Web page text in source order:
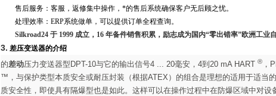
售后服务：客服，返修集中操作，*的售后系统确保客户无后顾之忧。
处理效率： ERP系统做单，可以提供订单全程查询。
Silkroad24 于1999 成立， 16 年备件销售积累，励志成为国内“零出错率”欧洲工业
3. 差压变送器的介绍
的差动压力变送器型 DPT-10与它的输出信号4 ... 20毫安， 4到 20 mA HART ®，
™ ，与保护类型本质安全或耐压封装（根据ATEX ）的组合是理想的适用于适当
质安全性，即使具有隔爆型也是如此。这样可以在操作过程中在防爆区域中对设